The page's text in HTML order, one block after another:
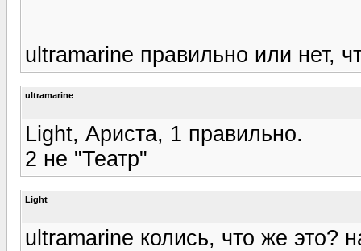
ultramarine правильно или нет,
ultramarine
Light, Ариста, 1 правильно.
2 не "Театр"
Light
ultramarine колись, что же это?